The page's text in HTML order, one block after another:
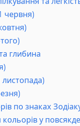
червня)
глибина
по знаках
у